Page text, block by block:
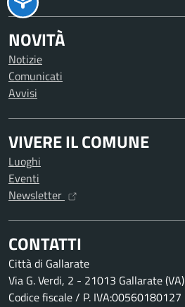
NOVITÀ
Notizie
Comunicati
Avvisi
VIVERE IL COMUNE
Luoghi
Eventi
Newsletter
CONTATTI
Città di Gallarate
Via G. Verdi, 2 - 21013 Gallarate (VA)
Codice fiscale / P. IVA:00560180127